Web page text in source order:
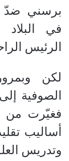
برسني ضدّ
في
الرئيس
لكن
الصوفية
فغيّرت من
أساليب
وتدريس